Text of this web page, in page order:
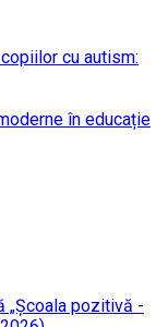
cu autism:
în educație
„Școala pozitivă -